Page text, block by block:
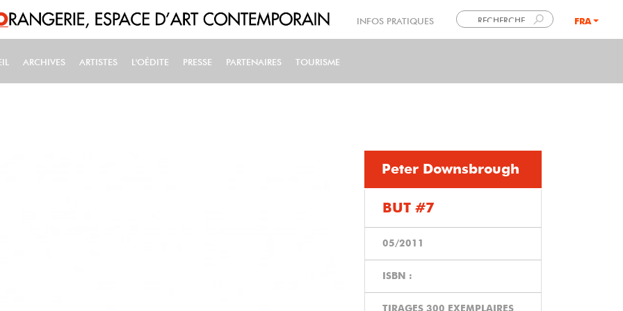
INFOS PRATIQUES FRA
NAVIGATION
ARCHIVES ARTISTES L'OÉDITE PRESSE PARTENAIRES TOURISME
Peter Downsbrough
BUT #7
05/2011
ISBN :
TIRAGES 300 EXEMPLAIRES